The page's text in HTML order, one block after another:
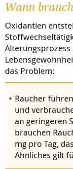
Wann
Oxidantien
das Problem:
Raucher
und
an geringeren
brauchen
mg pro Tag,
Ähnliches gilt